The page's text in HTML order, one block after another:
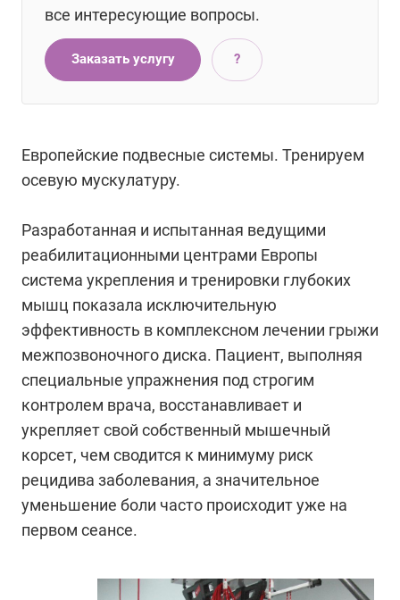
все интересующие вопросы.
Заказать услугу ?
Европейские подвесные системы. Тренируем
осевую мускулатуру.
Разработанная и испытанная ведущими
реабилитационными центрами Европы
система укрепления и тренировки глубоких
мышц показала исключительную
эффективность в комплексном лечении грыжи
межпозвоночного диска. Пациент, выполняя
специальные упражнения под строгим
контролем врача, восстанавливает и
укрепляет свой собственный мышечный
корсет, чем сводится к минимуму риск
рецидива заболевания, а значительное
уменьшение боли часто происходит уже на
первом сеансе.